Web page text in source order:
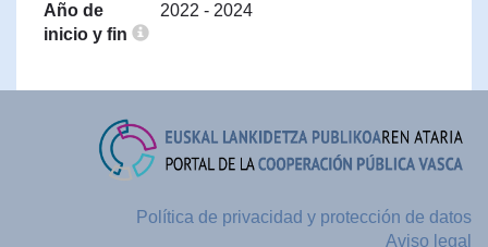
Año de
inicio y fin
2022 - 2024
Política de privacidad y protección de datos
Aviso legal